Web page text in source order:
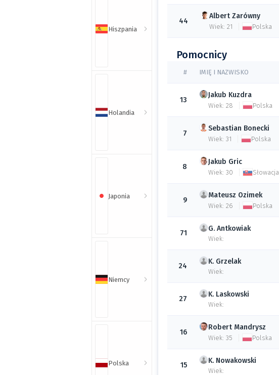
Hiszpania
Holandia
Japonia
Niemcy
Polska
44
Albert Zarówny
Wiek: 21 Polska
Pomocnicy
# IMIĘ I NAZWISKO
13
Jakub Kuzdra
Wiek: 28 Polska
7
Sebastian Bonecki
Wiek: 31 Polska
8
Jakub Gric
Wiek: 30 Słowacja
9
Mateusz Ozimek
Wiek: 26 Polska
71
G. Antkowiak
Wiek:
24
K. Grzelak
Wiek:
27
K. Laskowski
Wiek:
16
Robert Mandrysz
Wiek: 35 Polska
15
K. Nowakowski
Wiek: